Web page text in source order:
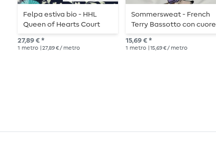
Felpa estiva bio - HHL
Queen of Hearts Court
Garden Navy
27,89 € *
1 metro | 27,89 € / metro
Sommersweat - French
Terry Bassotto con cuore
Ecru
15,69 € *
1 metro | 15,69 € / metro